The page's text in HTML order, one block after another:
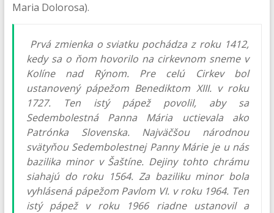
Maria Dolorosa).
Prvá zmienka o sviatku pochádza z roku 1412,
kedy sa o ňom hovorilo na cirkevnom sneme v
Kolíne nad Rýnom. Pre celú Cirkev bol
ustanovený pápežom Benediktom XIII. v roku
1727. Ten istý pápež povolil, aby sa
Sedembolestná Panna Mária uctievala ako
Patrónka Slovenska. Najväčšou národnou
svätyňou Sedembolestnej Panny Márie je u nás
bazilika minor v Šaštíne. Dejiny tohto chrámu
siahajú do roku 1564. Za baziliku minor bola
vyhlásená pápežom Pavlom VI. v roku 1964. Ten
istý pápež v roku 1966 riadne ustanovil a